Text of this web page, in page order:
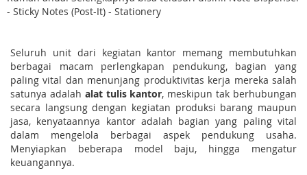
- Sticky Notes (Post-It) - Stationery
Seluruh unit dari kegiatan kantor memang membutuhkan
berbagai macam perlengkapan pendukung, bagian yang
paling vital dan menunjang produktivitas kerja mereka salah
satunya adalah alat tulis kantor, meskipun tak berhubungan
secara langsung dengan kegiatan produksi barang maupun
jasa, kenyataannya kantor adalah bagian yang paling vital
dalam mengelola berbagai aspek pendukung usaha.
Menyiapkan beberapa model baju, hingga mengatur
keuangannya.